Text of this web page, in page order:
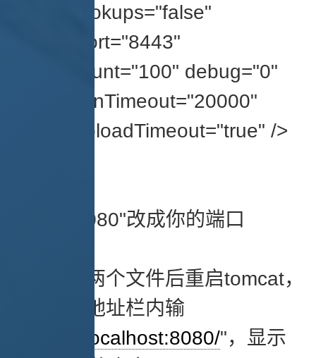
enableLookups="false"
redirectPort="8443"
acceptCount="100" debug="0"
connectionTimeout="20000"
disableUploadTimeout="true" />
将port "8080"改成你的端口
保存上述两个文件后重启tomcat，
在浏览器地址栏内输
http://localhost:8080/"，显示